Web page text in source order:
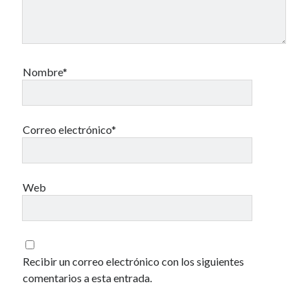
Nombre*
Correo electrónico*
Web
Recibir un correo electrónico con los siguientes
comentarios a esta entrada.